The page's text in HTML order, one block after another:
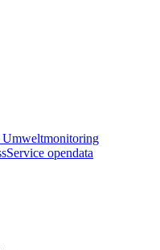
Umweltmonitoring
opendata